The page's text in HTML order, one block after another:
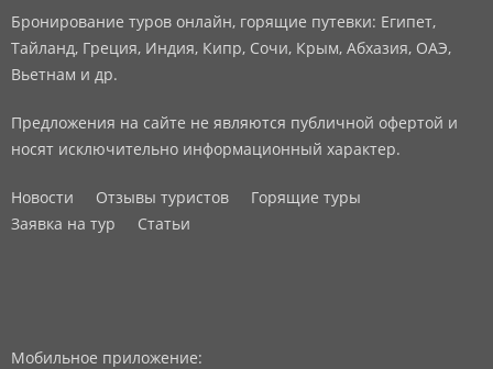
Бронирование туров онлайн, горящие путевки: Египет,
Тайланд, Греция, Индия, Кипр, Сочи, Крым, Абхазия, ОАЭ,
Вьетнам и др.
Предложения на сайте не являются публичной офертой и
носят исключительно информационный характер.
Новости Отзывы туристов
Горящие туры
Заявка на тур
Статьи
Мобильное приложение: